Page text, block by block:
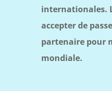
internationales.
accepter de
partenaire pour
mondiale.